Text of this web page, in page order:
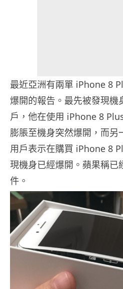
最近亞洲有兩單 iPhone 8
爆開的報告。最先被發現機
戶，他在使用 iPhone 8
膨脹至機身突然爆開，而另
用戶表示在購買 iPhone 8
現機身已經爆開。蘋果稱已
件。